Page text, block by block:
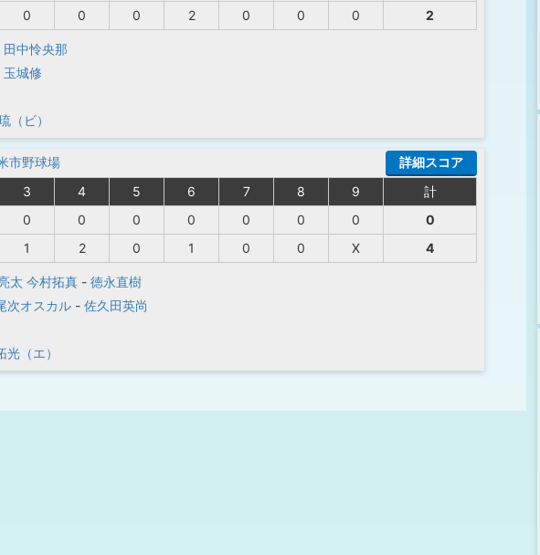
0 0 0 2 0 0 0 2
田中怜央那
玉城修
（ビ）
市野球場
3 4 5 6 7 8 9
計
0 0 0 0 0 0 0
0
1 2 0 1 0 0 X 4
太 今村拓真 - 徳永直樹
次オスカル - 佐久田英尚
光（エ）
詳細スコア